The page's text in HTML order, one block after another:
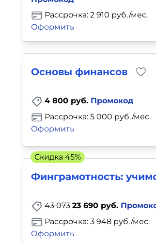
Рассрочка: 2 910 руб./мес.
Оформить
Основы финансов
4 800 руб. Промокод
Рассрочка: 5 000 руб./мес.
Оформить
Финграмотность:
43 073 23 690 руб.
Рассрочка: 3 948 руб./мес.
Оформить
Скидка 45%